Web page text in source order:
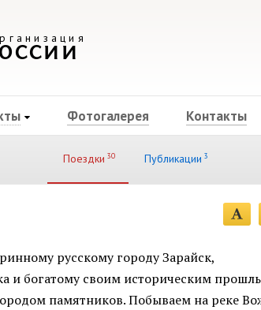
Фотогалерея Контакты
Поездки 30 Публикации 3
русскому городу Зарайск,
и богатому своим историческим
памятников. Побываем на реке